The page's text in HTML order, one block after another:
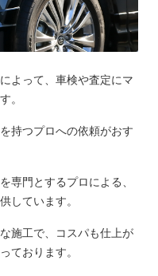
よって、車検や査定にマ
。
持つプロへの依頼がおす
専門とするプロによる、
しています。
施工で、コスパも仕上が
ております。